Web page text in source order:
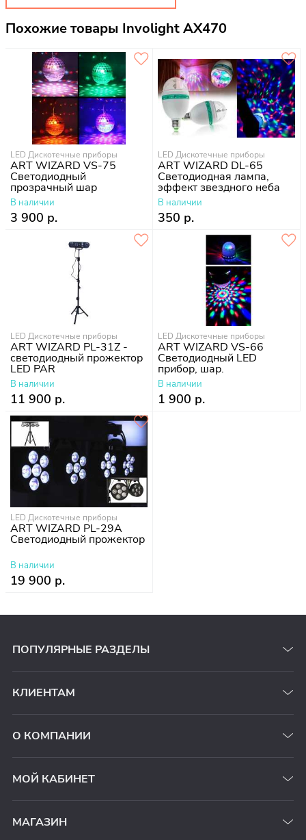
Похожие товары Involight AX470
LED Дискотечные приборы
ART WIZARD VS-75
Светодиодный
прозрачный шар
В наличии
3 900 р.
LED Дискотечные приборы
ART WIZARD DL-65
Светодиодная лампа,
эффект звездного неба
В наличии
350 р.
LED Дискотечные приборы
ART WIZARD PL-31Z -
светодиодный прожектор
LED PAR
В наличии
11 900 р.
LED Дискотечные приборы
ART WIZARD VS-66
Светодиодный LED
прибор, шар.
В наличии
1 900 р.
LED Дискотечные приборы
ART WIZARD PL-29A
Светодиодный прожектор
В наличии
19 900 р.
ПОПУЛЯРНЫЕ РАЗДЕЛЫ
КЛИЕНТАМ
О КОМПАНИИ
МОЙ КАБИНЕТ
МАГАЗИН